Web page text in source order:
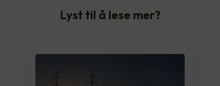
Lyst til å lese mer?